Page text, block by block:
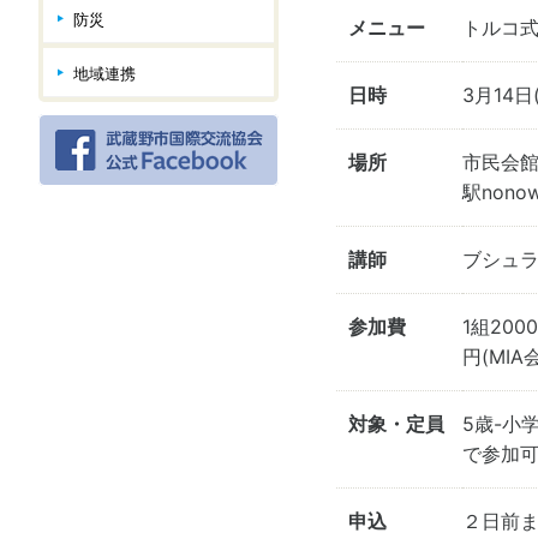
防災
地域連携
メニュー トルコ
日時 3月14
場所
市民会
駅
講師 ブシュ
参加費
1組
円(MIA
対象・定員
5歳-小
で参加
申込 ２日前